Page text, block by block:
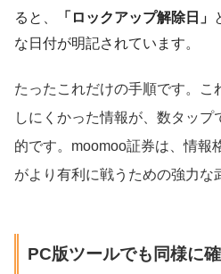
ると、
「ロックアップ解除日」
な日付が明記されています。
たったこれだけの手順です。こ
しにくかった情報が、数タップ
的です。moomoo証券は、情報
がより有利に戦うための強力な
PC版ツールでも同様に